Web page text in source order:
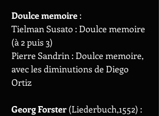
Doulce memoire :
Tielman Susato : Doulce memoire
(à 2 puis 3)
Pierre Sandrin : Doulce memoire,
avec les diminutions de Diego
Ortiz
Georg Forster (Liederbuch,1552) :